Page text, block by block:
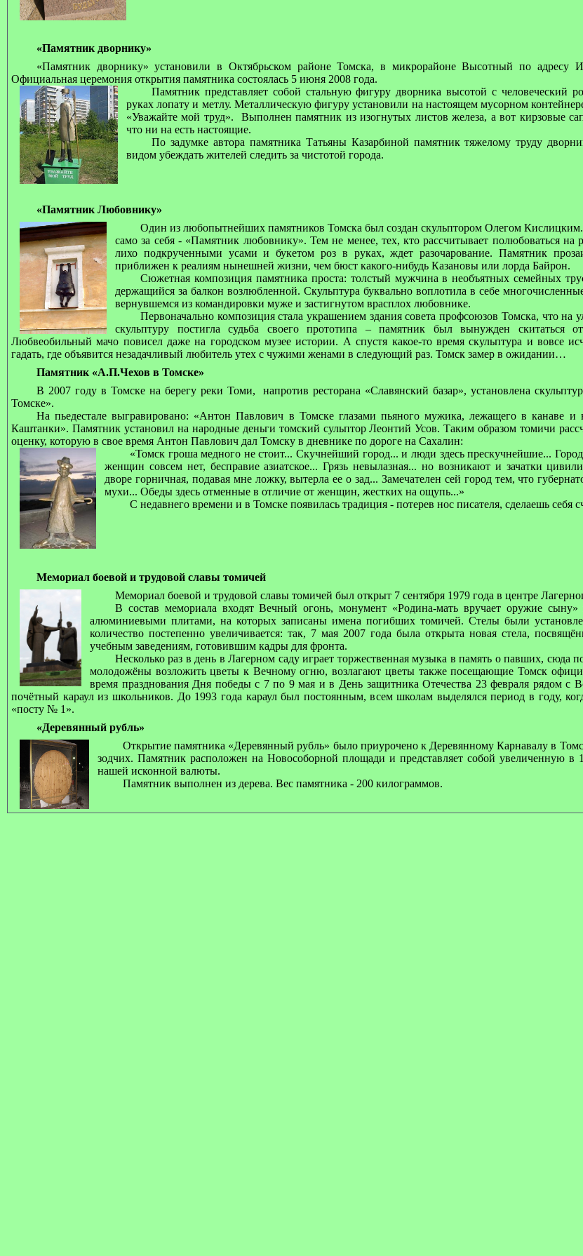
«Памятник дворнику»
«Памятник дворнику»установили в Октябрьском районе Томска,в микрорайоне Высотный по адресу
Официальная церемония открытия памятника состоялась 5 июня 2008 года.
Памятник представляет собой стальную фигуру дворника высотой с человеческий
руках лопату и метлу. Металлическую фигуру установили на настоящем мусорном
«Уважайте мой труд».
Выполнен памятник из изогнутых листов железа, а вот кирзовые
что ни на есть настоящие.
По задумке автора памятника Татьяны Казарбиной памятник тяжелому труду
видом убеждать жителей следить за чистотой города.
«Памятник Любовнику»
Один из любопытнейших памятников Томска был создан скульптором Олегом Кислицким.
само за себя - «Памятник любовнику». Тем не менее, тех, кто рассчитывает полюбоваться на
лихо подкрученными усами и букетом роз в руках, ждет разочарование. Памятник
приближен к реалиям нынешней жизни, чем бюст какого-нибудь Казановы или лорда Байрон.
Сюжетная композиция памятника проста: толстый мужчина в необъятных семейных
держащийся за балкон возлюбленной. Скульптура буквально воплотила в себе
вернувшемся из командировки муже и застигнутом врасплох любовнике.
Первоначально композиция стала украшением здания совета профсоюзов Томска, что на
скульптуру постигла судьба своего прототипа – памятник был вынужден скитаться
Любвеобильный мачо повисел даже на городском музее истории. А спустя какое-то время скульптура и вовсе
гадать, где объявится незадачливый любитель утех с чужими женами в следующий раз. Томск замер в ожидании…
Памятник «А.П.Чехов в Томске»
В 2007 году в Томске на берегу реки Томи, напротив ресторана «Славянский базар», установлена
Томске».
На пьедестале выгравировано: «Антон Павлович в Томске глазами пьяного мужика, лежащего в канаве и
Каштанки». Памятник установил на народные деньги томский сульптор Леонтий Усов. Таким образом томичи
оценку, которую в свое время Антон Павлович дал Томску в дневнике по дороге на Сахалин:
«Томск гроша медного не стоит... Скучнейший город... и люди здесь прескучнейшие...
женщин совсем нет, бесправие азиатское... Грязь невылазная... но возникают и зачатки
дворе горничная, подавая мне ложку, вытерла ее о зад... Замечателен сей город тем, что
мухи... Обеды здесь отменные в отличие от женщин, жестких на ощупь...»
С недавнего времени и в Томске появилась традиция - потерев нос писателя, сделаешь себя
Мемориал боевой и трудовой славы томичей
Мемориал боевой и трудовой славы томичей был открыт 7 сентября 1979 года в центре
В состав мемориала входят Вечный огонь, монумент «Родина-мать вручает оружие
алюминиевыми плитами, на которых записаны имена погибших томичей. Стелы были
количество постепенно увеличивается: так, 7 мая 2007 года была открыта новая стела,
учебным заведениям, готовившим кадры для фронта.
Несколько раз в день в Лагерном саду играет торжественная музыка в память о павших, сюда
молодожёны возложить цветы к Вечному огню, возлагают цветы также посещающие Томск
время празднования Дня победы с 7 по 9 мая и в День защитника Отечества 23 февраля рядом с
почётный караул из школьников. До 1993 года караул был постоянным, всем школам выделялся период в году,
«посту № 1».
«Деревянный рубль»
Открытие памятника «Деревянный рубль» было приурочено к Деревянному Карнавалу в
зодчих. Памятник расположен на Новособорной площади и представляет собой увеличенную в
нашей исконной валюты.
Памятник выполнен из дерева. Вес памятника - 200 килограммов.